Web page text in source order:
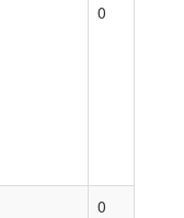
0
0